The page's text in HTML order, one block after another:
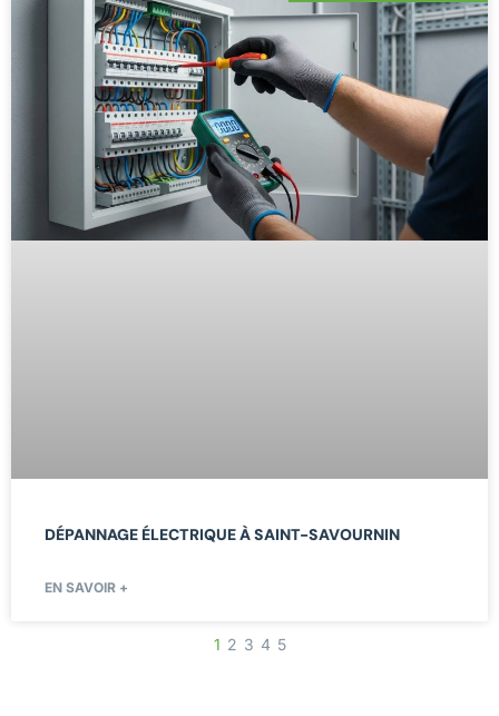
DÉPANNAGE ÉLECTRIQUE À SAINT-SAVOURNIN
EN SAVOIR +
1 2 3 4 5